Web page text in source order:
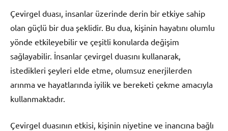
Çevirgel duası, insanlar üzerinde derin bir etkiye sahip
olan güçlü bir dua şeklidir. Bu dua, kişinin hayatını olumlu
yönde etkileyebilir ve çeşitli konularda değişim
sağlayabilir. İnsanlar çevirgel duasını kullanarak,
istedikleri şeyleri elde etme, olumsuz enerjilerden
arınma ve hayatlarında iyilik ve bereketi çekme amacıyla
kullanmaktadır.
Çevirgel duasının etkisi, kişinin niyetine ve inancına bağlı